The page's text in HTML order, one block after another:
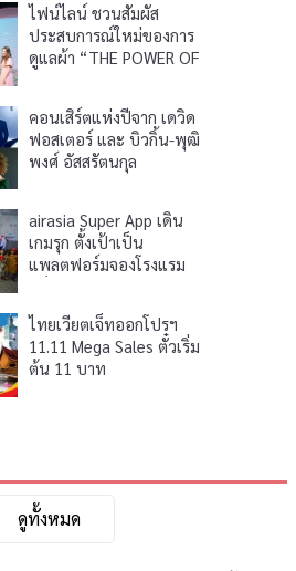
ไฟน์ไลน์ ชวนสัมผัส
ประสบการณ์ใหม่ของการ
ดูแลผ้า “THE POWER OF
คอนเสิร์ตแห่งปีจาก เดวิด
ฟอสเตอร์ และ บิวกิ้น-พุฒิ
พงศ์ อัสสรัตนกุล
airasia Super App เดิน
เกมรุก ตั้งเป้าเป็น
แพลตฟอร์มจองโรงแรม
ไทยเวียตเจ็ทออกโปรฯ
11.11 Mega Sales ตั๋วเริ่ม
ต้น 11 บาท
ดูทั้งหมด